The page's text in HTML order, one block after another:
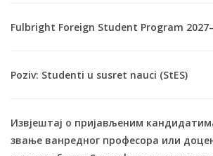
Fulbright Foreign Student Program
Poziv: Studenti u susret nauci (StES)
Извјештај о пријављеним
звање ванредног професора или